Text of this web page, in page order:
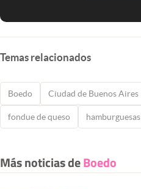
Temas relacionados
Boedo Ciudad de Buenos Aires
fondue de queso hamburguesas
Más noticias deBoedo